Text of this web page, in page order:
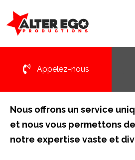
Appelez-nous
Nous offrons un service
et nous vous permettons
notre expertise vaste et